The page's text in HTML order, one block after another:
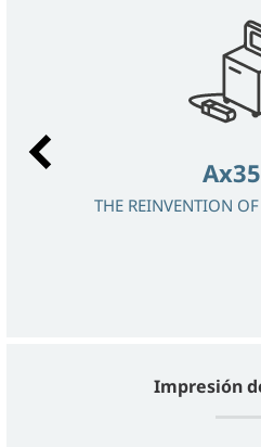
THE REINVENTION
Impresión